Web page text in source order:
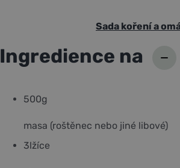
Sada koření a
Ingredience na
500g
masa (roštěnec nebo jiné libové)
3lžíce